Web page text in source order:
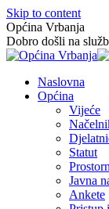
Skip to content
Općina Vrbanja
Dobro došli na
Naslovna
Općina
Vijeće
Statut
Javna
Ankete